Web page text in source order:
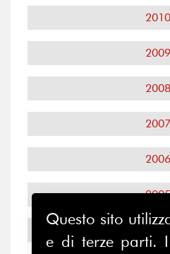
2010
2009
2008
2007
2006
2005
Questo sito
e di terze parti.